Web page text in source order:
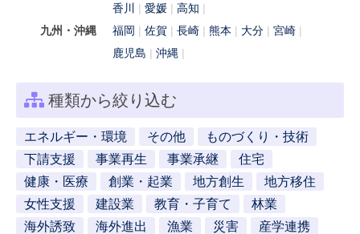
香川
愛媛
高知
九州・沖縄
福岡 佐賀 長崎 熊本 大分
宮崎
鹿児島
沖縄
種類から絞り込む
エネルギー・環境 その他
ものづくり・技術
下請支援
事業再生 事業承継
住宅
健康・医療
創業・起業 地方創生
地方移住
女性支援
建設業 教育・子育て
林業
海外誘致
海外進出 漁業 災害
産学連携